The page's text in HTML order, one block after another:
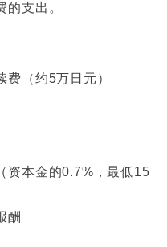
支出。
费（约5万日元）
资本金的0.7%，最低15
酬